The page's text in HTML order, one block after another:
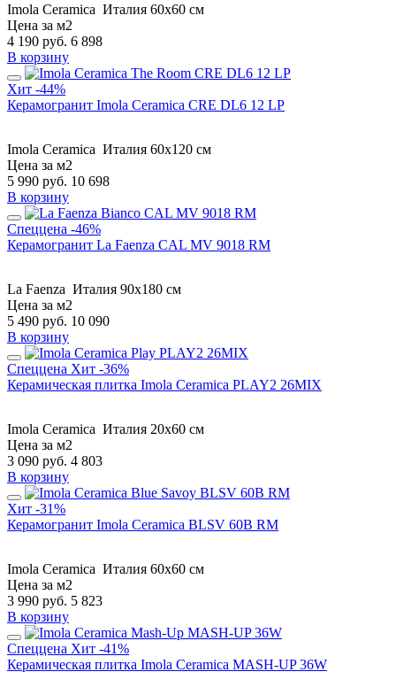
Imola Ceramica Италия 60x60 см
Цена за м2
4 190 руб. 6 898
В корзину
Хит -44%
Керамогранит Imola Ceramica CRE DL6 12 LP
Imola Ceramica Италия 60x120 см
Цена за м2
5 990 руб. 10 698
В корзину
Спеццена -46%
Керамогранит La Faenza CAL MV 9018 RM
La Faenza Италия 90x180 см
Цена за м2
5 490 руб. 10 090
В корзину
Спеццена Хит -36%
Керамическая плитка Imola Ceramica PLAY2 26MIX
Imola Ceramica Италия 20x60 см
Цена за м2
3 090 руб. 4 803
В корзину
Хит -31%
Керамогранит Imola Ceramica BLSV 60B RM
Imola Ceramica Италия 60x60 см
Цена за м2
3 990 руб. 5 823
В корзину
Спеццена Хит -41%
Керамическая плитка Imola Ceramica MASH-UP 36W